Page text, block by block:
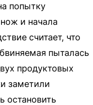
попытку
и начала
считает, что
пыталась
продуктовых
заметили
остановить